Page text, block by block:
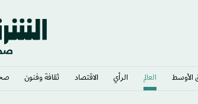
الأوسط​ العالم الرأي الاقتصاد ثقافة وفنون